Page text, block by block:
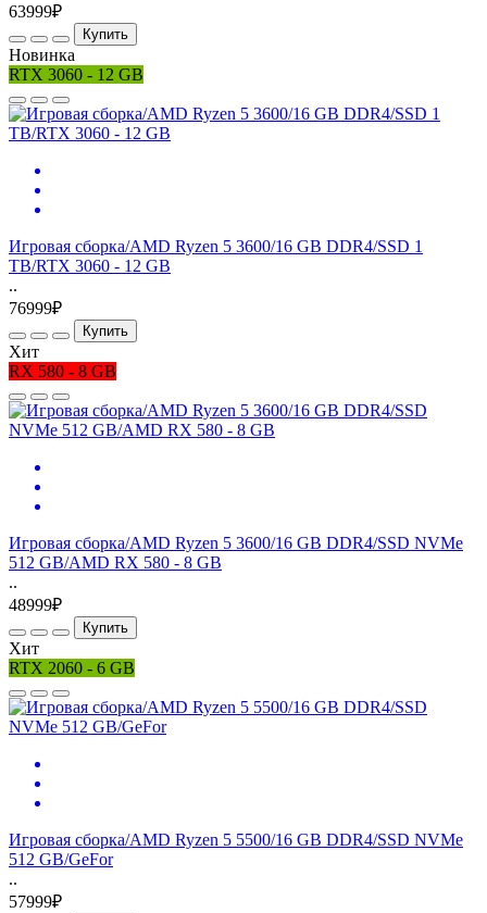
63999₽
Купить
Новинка
RTX 3060 - 12 GB
Игровая сборка/AMD Ryzen 5 3600/16 GB DDR4/SSD 1
TB/RTX 3060 - 12 GB
..
76999₽
Купить
Хит
RX 580 - 8 GB
Игровая сборка/AMD Ryzen 5 3600/16 GB DDR4/SSD NVMe
512 GB/AMD RX 580 - 8 GB
..
48999₽
Купить
Хит
RTX 2060 - 6 GB
Игровая сборка/AMD Ryzen 5 5500/16 GB DDR4/SSD NVMe
512 GB/GeFor
..
57999₽